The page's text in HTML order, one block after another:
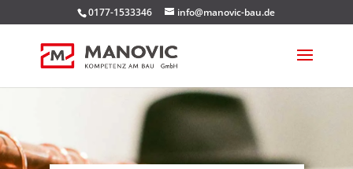
0177-1533346 info@manovic-bau.de